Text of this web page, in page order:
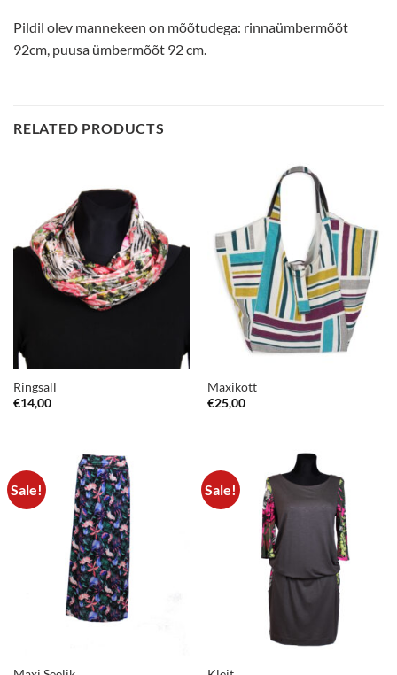
Pildil olev mannekeen on mõõtudega: rinnaümbermõõt
92cm, puusa ümbermõõt 92 cm.
RELATED PRODUCTS
Ringsall
€14,00
Maxikott
€25,00
Sale! Sale!